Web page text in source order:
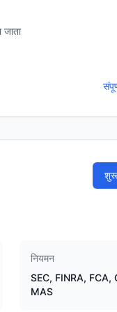
जाता
शुरू
नियमन
SEC, FINRA, FCA,
MAS